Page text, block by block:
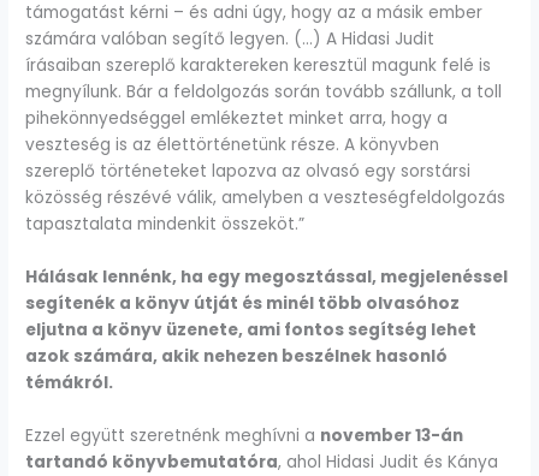
támogatást kérni – és adni úgy, hogy az a másik ember
számára valóban segítő legyen. (…) A Hidasi Judit
írásaiban szereplő karaktereken keresztül magunk felé is
megnyílunk. Bár a feldolgozás során tovább szállunk, a toll
pihekönnyedséggel emlékeztet minket arra, hogy a
veszteség is az élettörténetünk része. A könyvben
szereplő történeteket lapozva az olvasó egy sorstársi
közösség részévé válik, amelyben a veszteségfeldolgozás
tapasztalata mindenkit összeköt.”
Hálásak lennénk, ha egy megosztással, megjelenéssel
segítenék a könyv útját és minél több olvasóhoz
eljutna a könyv üzenete, ami fontos segítség lehet
azok számára, akik nehezen beszélnek hasonló
témákról.
Ezzel együtt szeretnénk meghívni a november 13-án
tartandó könyvbemutatóra, ahol Hidasi Judit és Kánya